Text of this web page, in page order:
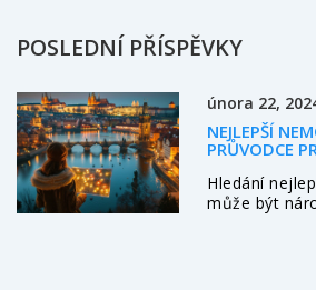
POSLEDNÍ PŘÍSPĚVKY
února 22,
NEJLEPŠÍ
PRŮVODCE
Hledání
může být